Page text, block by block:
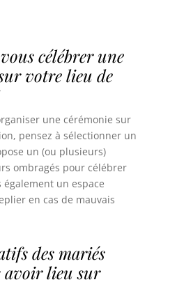
célébrer une
votre lieu de
une cérémonie sur
pensez à sélectionner un
un (ou plusieurs)
ombragés pour célébrer
un espace
en cas de mauvais
des mariés
lieu sur